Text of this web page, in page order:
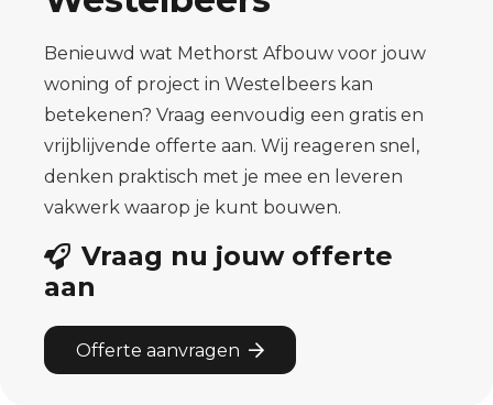
Benieuwd wat Methorst Afbouw voor jouw
woning of project in Westelbeers kan
betekenen? Vraag eenvoudig een gratis en
vrijblijvende offerte aan. Wij reageren snel,
denken praktisch met je mee en leveren
vakwerk waarop je kunt bouwen.
Vraag nu jouw offerte
aan
Offerte aanvragen